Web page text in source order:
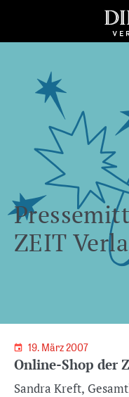
ZEIT
19. März 2007
Online-Shop der
Sandra Kreft,